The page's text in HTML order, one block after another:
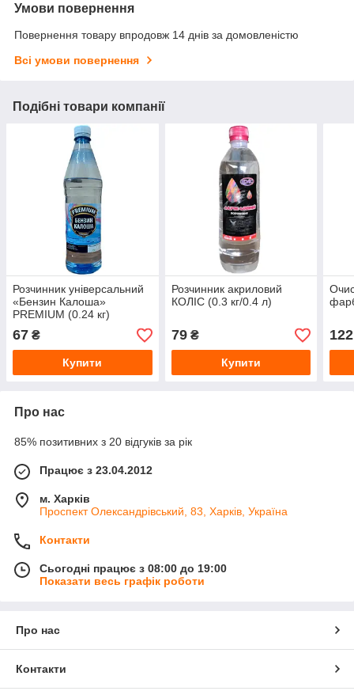
Умови повернення
Повернення товару впродовж 14 днів за домовленістю
Всі умови повернення
Подібні товари компанії
Розчинник універсальний
«Бензин Калоша»
PREMIUM (0.24 кг)
67 ₴
Купити
Розчинник акриловий
КОЛІС (0.3 кг/0.4 л)
79₴
Купити
122
Про нас
85% позитивних з 20 відгуків за рік
Працює з 23.04.2012
м. Харків
Проспект Олександрівський, 83, Харків, Україна
Контакти
Сьогодні працює з 08:00 до 19:00
Показати весь графік роботи
Про нас
Контакти